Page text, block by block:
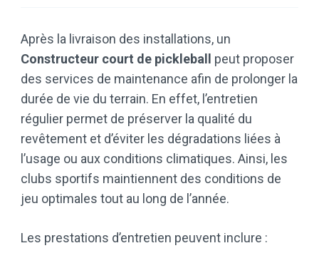
Après la livraison des installations, un
Constructeur court de pickleball
peut proposer
des services de maintenance afin de prolonger la
durée de vie du terrain. En effet, l’entretien
régulier permet de préserver la qualité du
revêtement et d’éviter les dégradations liées à
l’usage ou aux conditions climatiques. Ainsi, les
clubs sportifs maintiennent des conditions de
jeu optimales tout au long de l’année.
Les prestations d’entretien peuvent inclure :